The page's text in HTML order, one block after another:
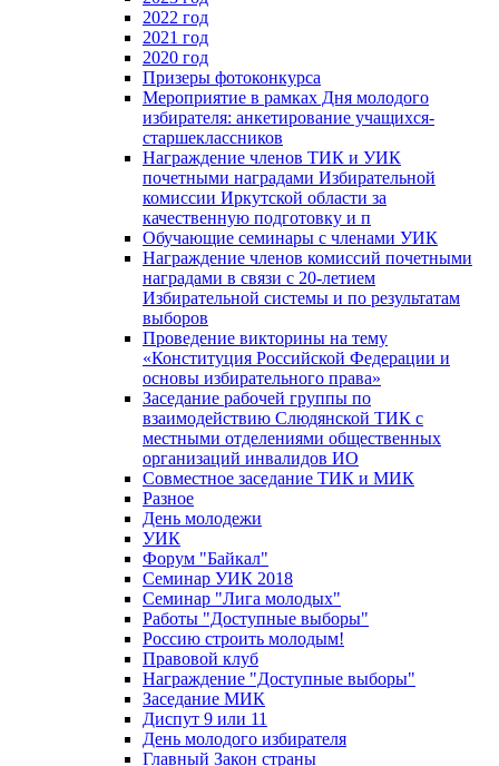
2022 год
2021 год
2020 год
Призеры фотоконкурса
Мероприятие в рамках Дня молодого
избирателя: анкетирование учащихся-
старшеклассников
Награждение членов ТИК и УИК
почетными наградами Избирательной
комиссии Иркутской области за
качественную подготовку и п
Обучающие семинары с членами УИК
Награждение членов комиссий почетными
наградами в связи с 20-летием
Избирательной системы и по результатам
выборов
Проведение викторины на тему
«Конституция Российской Федерации и
основы избирательного права»
Заседание рабочей группы по
взаимодействию Слюдянской ТИК с
местными отделениями общественных
организаций инвалидов ИО
Совместное заседание ТИК и МИК
Разное
День молодежи
УИК
Форум "Байкал"
Семинар УИК 2018
Семинар "Лига молодых"
Работы "Доступные выборы"
Россию строить молодым!
Правовой клуб
Награждение "Доступные выборы"
Заседание МИК
Диспут 9 или 11
День молодого избирателя
Главный Закон страны